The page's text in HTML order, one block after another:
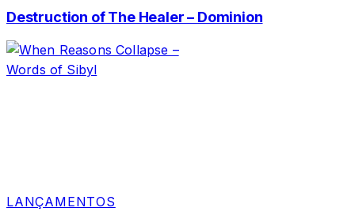
Destruction of The Healer – Dominion
LANÇAMENTOS